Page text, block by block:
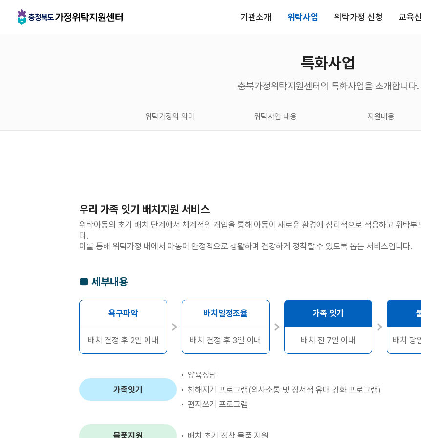
기관소개 위탁사업 위탁가정 신청 교육
특화사업
충북가정위탁지원센터의 특화사업을 소개합니다.
위탁가정의 의미 위탁사업 내용 지원내용
우리 가족 잇기 배치지원 서비스
위탁아동의 초기 배치 단계에서 체계적인 개입을 통해 아동이 새로운 환경에 심리적으로 적응하고 위탁
다.
이를 통해 위탁가정 내에서 아동이 안정적으로 생활하며 건강하게 정착할 수 있도록 돕는 서비스입니다.
■ 세부내용
욕구파악
배치 결정 후 2일 이내
배치일정조율
배치 결정 후 3일 이내
가족 잇기
배치 전 7일 이내 배치 당
가족잇기
양육상담
친해지기 프로그램(의사소통 및 정서적 유대 강화 프로그램)
편지쓰기 프로그램
물품지원 배치 초기 정착 물품 지원